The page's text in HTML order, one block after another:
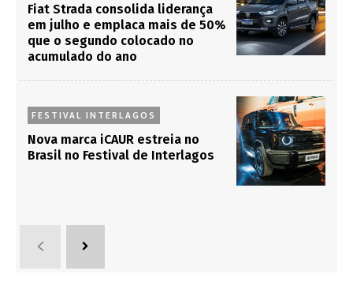
Fiat Strada consolida liderança
em julho e emplaca mais de 50%
que o segundo colocado no
acumulado do ano
FESTIVAL INTERLAGOS
Nova marca iCAUR estreia no
Brasil no Festival de Interlagos